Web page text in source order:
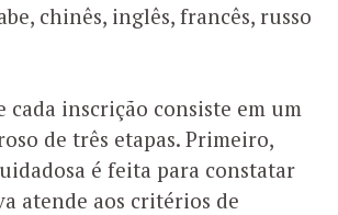
chinês, inglês, francês, russo
cada inscrição consiste em um
de três etapas. Primeiro,
é feita para constatar
atende aos critérios de